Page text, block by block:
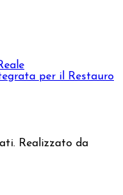
per il Restauro
Realizzato da